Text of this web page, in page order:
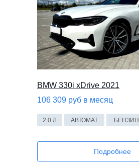
BMW 330i xDrive 2021
106 309 руб в месяц
Подробнее
2.0 Л АВТОМАТ БЕНЗИН